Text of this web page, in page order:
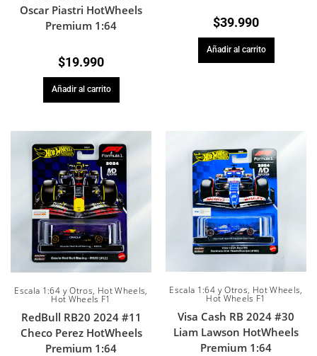
Oscar Piastri HotWheels
Premium 1:64
$19.990
Añadir al carrito
$39.990
Añadir al carrito
Escala 1:64 y Otros, Hot Wheels,
Hot Wheels F1
RedBull RB20 2024 #11
Checo Perez HotWheels
Premium 1:64
Escala 1:64 y Otros, Hot Wheels,
Hot Wheels F1
Visa Cash RB 2024 #30
Liam Lawson HotWheels
Premium 1:64